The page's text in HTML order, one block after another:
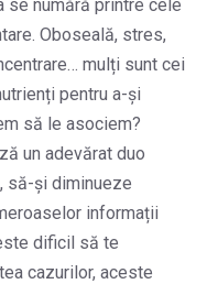
se numără printre cele
Oboseală, stres,
mulți sunt cei
pentru a-și
să le asociem?
un adevărat duo
să-și diminueze
informații
dificil să te
cazurilor, aceste